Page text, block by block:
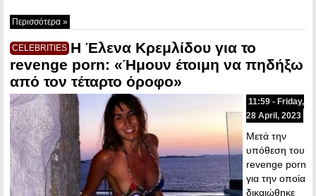
Περισσότερα »
CELEBRITIES Η Έλενα Κρεμλίδου για το
revenge porn: «Ήμουν έτοιμη να πηδήξω
από τον τέταρτο όροφο»
11:59 - Friday,
28 April, 2023
Μετά την
υπόθεση του
revenge porn
για την οποία
δικαιώθηκε